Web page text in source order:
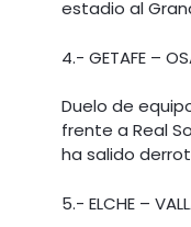
estadio al
4.- GETAFE –
Duelo de
frente a Real
ha salido
5.- ELCHE –